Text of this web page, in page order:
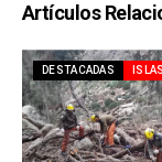
Artículos
DESTACADAS